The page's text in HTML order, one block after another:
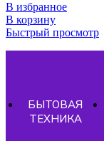
В избранное
В корзину
Быстрый просмотр
БЫТОВАЯ
ТЕХНИКА